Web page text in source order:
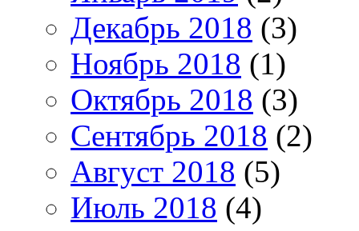
Декабрь 2018 (3)
Ноябрь 2018 (1)
Октябрь 2018 (3)
Сентябрь 2018 (2)
Август 2018 (5)
Июль 2018 (4)